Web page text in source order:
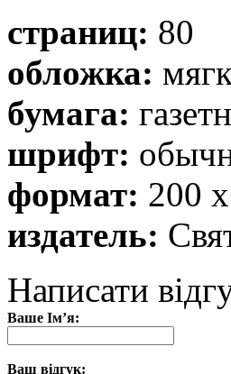
страниц: 80
обложка:
бумага:
шрифт:
формат: 200
издатель:
Написати
Ваше Ім’я:
Ваш відгук: